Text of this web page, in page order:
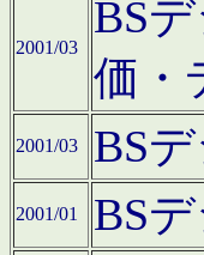
2001/03
BS
価・
2001/03 BS
2001/01 BS